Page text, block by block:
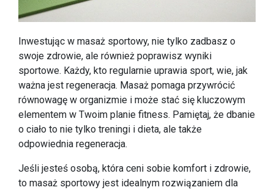
Inwestując w masaż sportowy, nie tylko zadbasz o
swoje zdrowie, ale również poprawisz wyniki
sportowe. Każdy, kto regularnie uprawia sport, wie, jak
ważna jest regeneracja. Masaż pomaga przywrócić
równowagę w organizmie i może stać się kluczowym
elementem w Twoim planie fitness. Pamiętaj, że dbanie
o ciało to nie tylko treningi i dieta, ale także
odpowiednia regeneracja.
Jeśli jesteś osobą, która ceni sobie komfort i zdrowie,
to masaż sportowy jest idealnym rozwiązaniem dla